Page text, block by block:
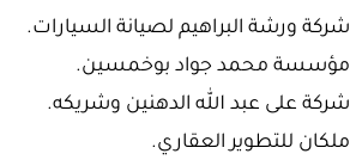
شركة ورشة البراهيم لصيانة السيارات.
مؤسسة محمد جواد بوخمسين.
شركة على عبد الله الدهنين وشريكه.
ملكان للتطوير العقاري.